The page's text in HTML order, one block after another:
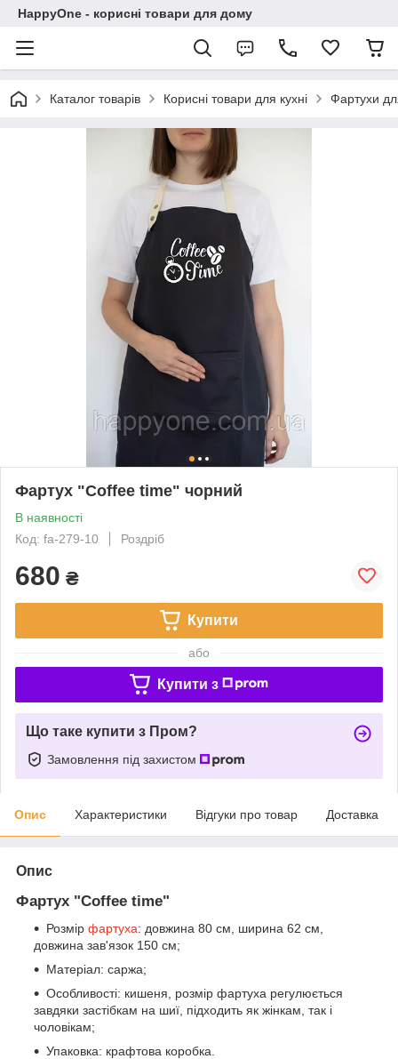
HappyOne - корисні товари для дому
Каталог товарів Корисні товари для кухні Фартухи
Фартух "Coffee time" чорний
В наявності
Код: fa-279-10
Роздріб
680 ₴
Купити
або
Купити з
Що таке купити з Пром?
Замовлення під захистом
Опис Характеристики Відгуки про товар Доставка
Опис
Фартух "Coffee time"
Розмір фартуха: довжина 80 см, ширина 62 см,
довжина зав'язок 150 см;
Матеріал: саржа;
Особливості: кишеня, розмір фартуха регулюється
завдяки застібкам на шиї, підходить як жінкам, так і
чоловікам;
Упаковка: крафтова коробка.